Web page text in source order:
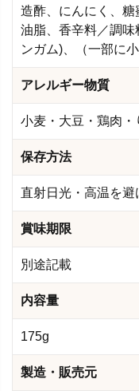
造酢、にんにく、
油脂、香辛料／調味
ンガム)、（一部に
アレルギー物質
小麦・大豆・鶏肉・
保存方法
直射日光・高温を
賞味期限
別途記載
内容量
175g
製造・販売元